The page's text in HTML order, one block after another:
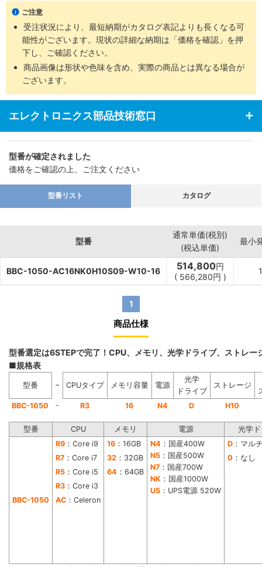
ご注意
受注状況により、最短納期がカタログ表記よりも長くなる可
能性がございます。現状の詳細な納期は「価格を確認」を押
下し、ご確認ください。
商品画像は形状や色味を含め、実際の商品とは異なる場合が
ございます。
エレクトロニクス部品技術窓口
型番が確定されました
価格をご確認の上、ご注文ください
型番リスト カタログ
型番
通常単価(税別)
(税込単価)
最小
BBC-1050-AC16NK0H10S09-W10-16 514,800円
( 566,280円 )
1
商品仕様
型番選定は6STEPで完了！CPU、メモリ、光学ドライブ、ストレ
■規格表
型番 − CPUタイプ メモリ容量 電源
光学
ドライブ
ストレージ
BBC-1050
- R3 16 N4 D H10
型番 CPU メモリ 電源 光学
BBC-1050
R9 ：Core i9 16 ：16GB N4 ：国産400W
N5 ：国産500W
N7 ：国産700W
NK ：国産1000W
U5 ：UPS電源 520W
D ：マル
R7 ：Core i7 32 ：32GB 0 ：なし
R5 ：Core i5 64 ：64GB
R3 ：Core i3
AC ：Celeron